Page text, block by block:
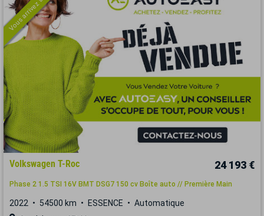
Volkswagen T-Roc 24 193 €
Phase 2 1.5 TSI 16V BMT DSG7 150 cv Boîte auto // Première Main
2022 54500 km ESSENCE Automatique